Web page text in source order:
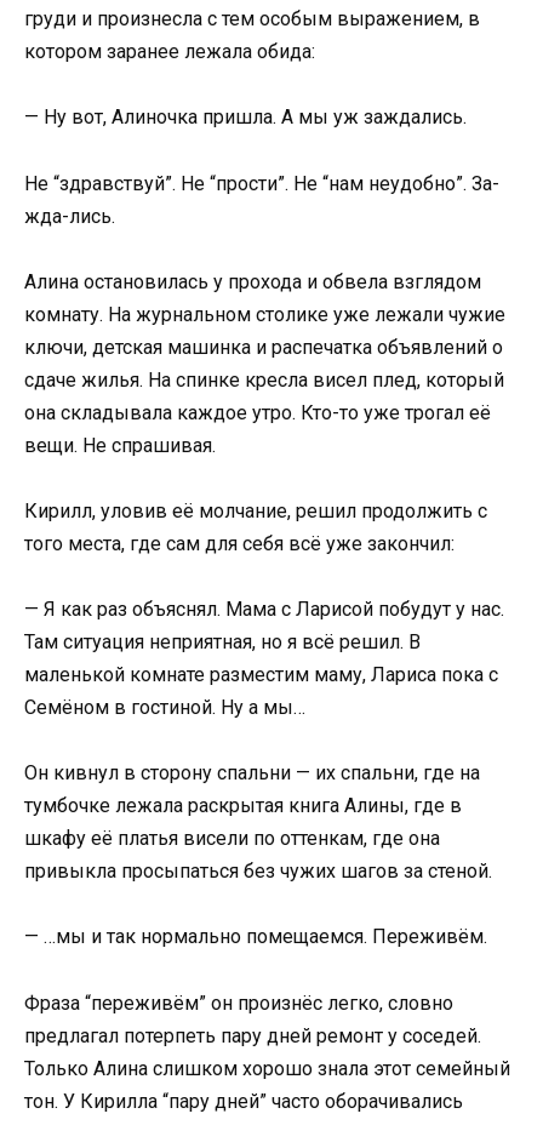
груди и произнесла с тем особым выражением, в
котором заранее лежала обида:
— Ну вот, Алиночка пришла. А мы уж заждались.
Не “здравствуй”. Не “прости”. Не “нам неудобно”. За-
жда-лись.
Алина остановилась у прохода и обвела взглядом
комнату. На журнальном столике уже лежали чужие
ключи, детская машинка и распечатка объявлений о
сдаче жилья. На спинке кресла висел плед, который
она складывала каждое утро. Кто-то уже трогал её
вещи. Не спрашивая.
Кирилл, уловив её молчание, решил продолжить с
того места, где сам для себя всё уже закончил:
— Я как раз объяснял. Мама с Ларисой побудут у нас.
Там ситуация неприятная, но я всё решил. В
маленькой комнате разместим маму, Лариса пока с
Семёном в гостиной. Ну а мы…
Он кивнул в сторону спальни — их спальни, где на
тумбочке лежала раскрытая книга Алины, где в
шкафу её платья висели по оттенкам, где она
привыкла просыпаться без чужих шагов за стеной.
— …мы и так нормально помещаемся. Переживём.
Фраза “переживём” он произнёс легко, словно
предлагал потерпеть пару дней ремонт у соседей.
Только Алина слишком хорошо знала этот семейный
тон. У Кирилла “пару дней” часто оборачивались